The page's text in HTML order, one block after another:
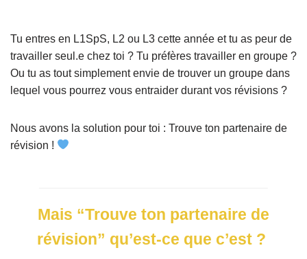
Tu entres en L1SpS, L2 ou L3 cette année et tu as peur de
travailler seul.e chez toi ? Tu préfères travailler en groupe ?
Ou tu as tout simplement envie de trouver un groupe dans
lequel vous pourrez vous entraider durant vos révisions ?
Nous avons la solution pour toi : Trouve ton partenaire de
révision !
Mais “Trouve ton partenaire de
révision” qu’est-ce que c’est ?